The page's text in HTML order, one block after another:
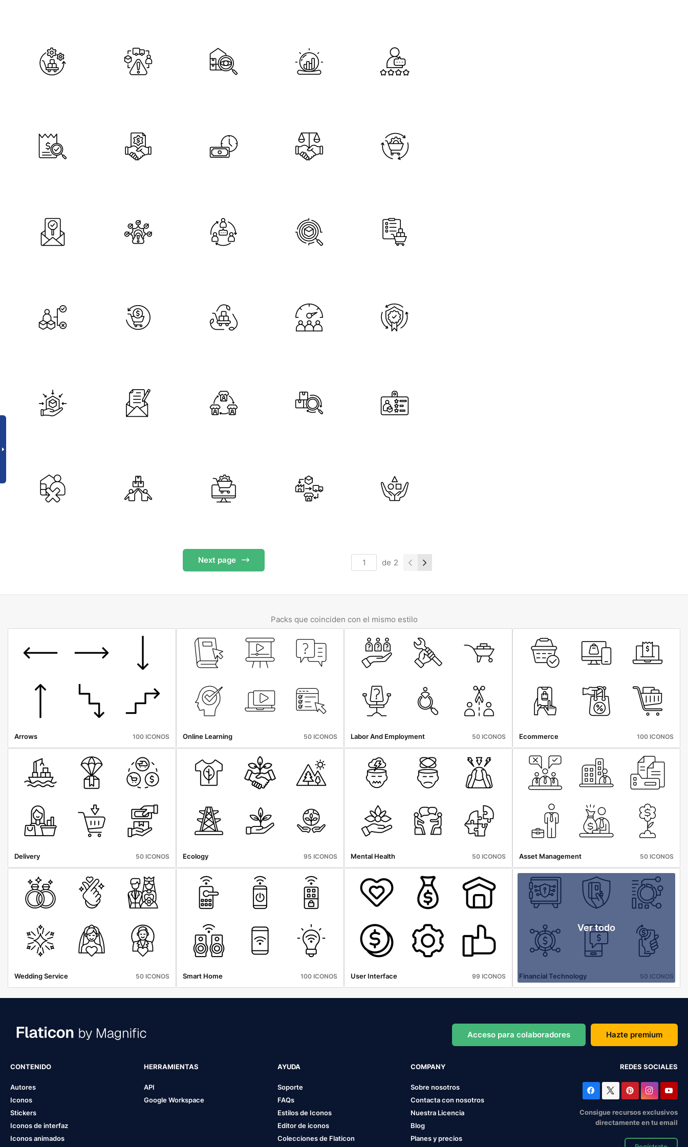
Next page de 2
Packs que coinciden con el mismo estilo
Arrows 100 ICONOS Online Learning 50 ICONOS Labor And Employment 50 ICONOS Ecommerce 100 ICONOS
Delivery 50 ICONOS Ecology 95 ICONOS Mental Health 50 ICONOS Asset Management 50 ICONOS
Wedding Service 50 ICONOS Smart Home 100 ICONOS User Interface 99 ICONOS
Ver todo
Financial Technology 50 ICONOS
Acceso para colaboradores Hazte premium
CONTENIDO
Autores
Iconos
Stickers
Iconos de interfaz
Iconos animados
HERRAMIENTAS
API
Google Workspace
AYUDA
Soporte
FAQs
Estilos de Iconos
Editor de iconos
Colecciones de Flaticon
COMPANY
Sobre nosotros
Contacta con nosotros
Nuestra Licencia
Blog
Planes y precios
REDES SOCIALES
Consigue recursos exclusivos
directamente en tu email